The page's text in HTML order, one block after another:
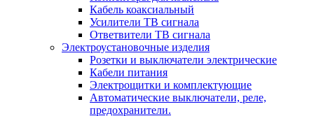
Кабель коаксиальный
Усилители ТВ сигнала
Ответвители ТВ сигнала
Электроустановочные изделия
Розетки и выключатели электрические
Кабели питания
Электрощитки и комплектующие
Автоматические выключатели, реле,
предохранители.